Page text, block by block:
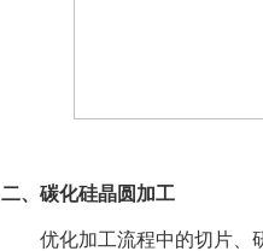
二、碳化硅晶圆加工
优化加工流程中的切片、